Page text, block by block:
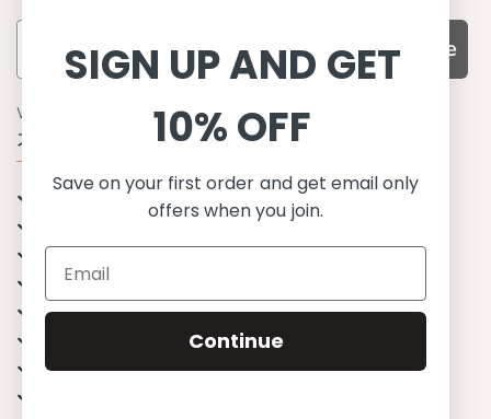
Subscribe
WHY CHOOSE US?
기능성과 품질, 그리고 디자인
UPF 50+ 최고 수준 UV 차단 성능
이탈리아산 최고급 원단과 소재 사용
환경을 생각하는 지속가능한 제품
유럽에서 생산된, 스칸디나비안 디자인
스타일리시함과 정교함
무한한 조합으로 믹스&매치
SIGN UP AND GET
10% OFF
Save on your first order and get email only
offers when you join.
Continue